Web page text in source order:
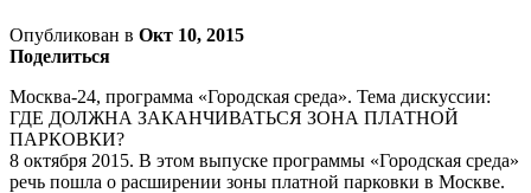
Опубликован в Окт 10, 2015
Поделиться
Москва-24, программа «Городская среда». Тема дискуссии:
ГДЕ ДОЛЖНА ЗАКАНЧИВАТЬСЯ ЗОНА ПЛАТНОЙ
ПАРКОВКИ?
8 октября 2015. В этом выпуске программы «Городская среда»
речь пошла о расширении зоны платной парковки в Москве.